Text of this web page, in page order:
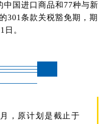
中国进口商品和77种与新
301 条款关税豁免期，期
日。
月，原计划是截止于